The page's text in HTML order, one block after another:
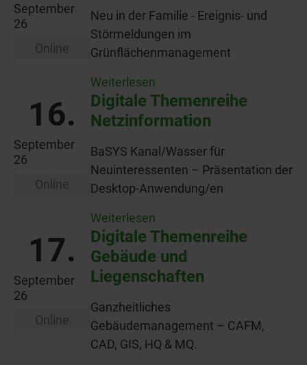
September
26
Online
Neu in der Familie - Ereignis- und
Störmeldungen im
Grünflächenmanagement
Weiterlesen
16.
September
26
Online
Digitale Themenreihe
Netzinformation
BaSYS Kanal/Wasser für
Neuinteressenten – Präsentation der
Desktop-Anwendung/en
Weiterlesen
17.
September
26
Online
Digitale Themenreihe
Gebäude und
Liegenschaften
Ganzheitliches
Gebäudemanagement – CAFM,
CAD, GIS, HQ & MQ.